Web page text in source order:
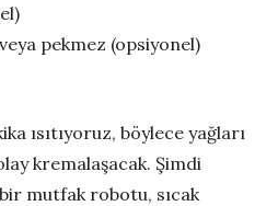
pekmez (opsiyonel)
ısıtıyoruz, böylece yağları
kremalaşacak. Şimdi
mutfak robotu, sıcak